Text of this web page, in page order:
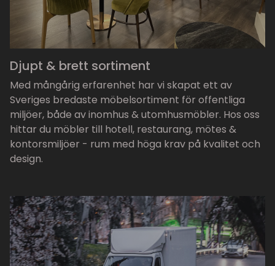
Djupt & brett sortiment
Med mångårig erfarenhet har vi skapat ett av
Sveriges bredaste möbelsortiment för offentliga
miljöer, både av inomhus & utomhusmöbler. Hos oss
hittar du möbler till hotell, restaurang, mötes &
kontorsmiljöer - rum med höga krav på kvalitet och
design.